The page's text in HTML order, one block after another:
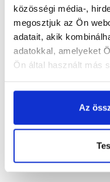
közösségi média-,
megosztjuk az Ön
adatait, akik
adatokkal, amelyeket
Ön által használt más
Az
Vásárlói
Kérdések és